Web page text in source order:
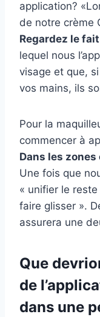
application?
de notre crème
Regardez le
lequel nous
visage et que,
vos mains, ils
Pour la
commencer à
Dans les
Une fois que
« unifier le
faire glisser ».
assurera une
Que
de
dans une